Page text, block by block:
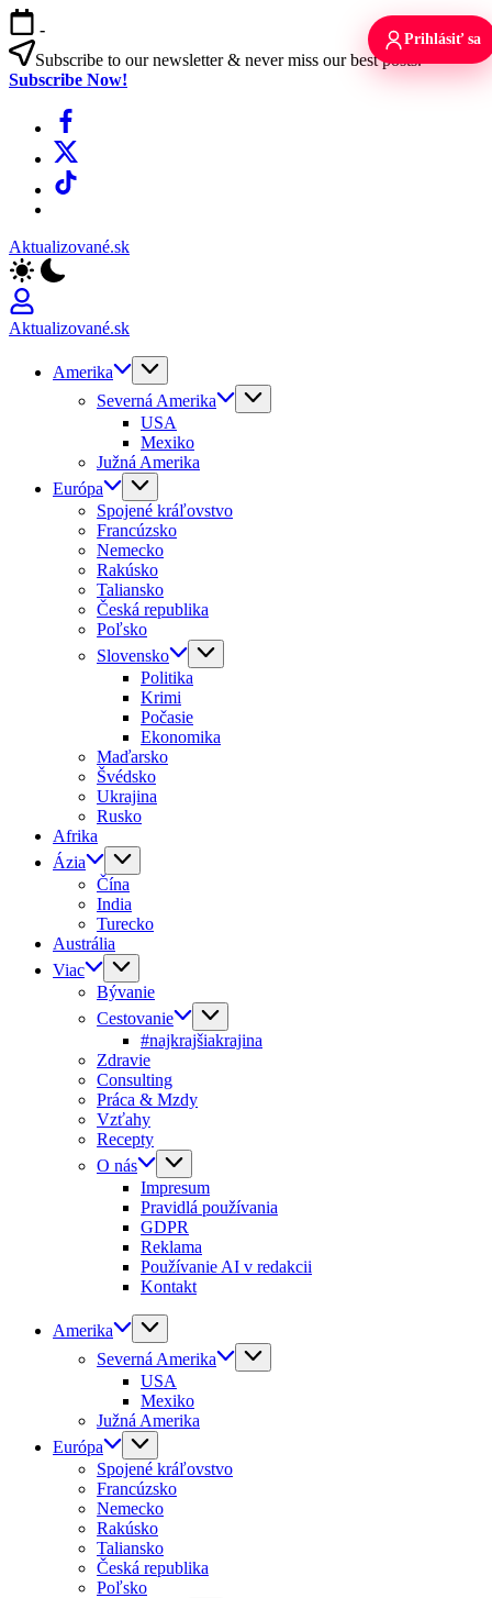
Skip
to
content
-
Subscribe to our newsletter & never miss our best posts.
Subscribe Now!
Facebook
X
TikTok
Aktualizované.sk
Aktualizované.sk
Amerika
Severná Amerika
USA
Mexiko
Južná Amerika
Európa
Spojené kráľovstvo
Francúzsko
Nemecko
Rakúsko
Taliansko
Česká republika
Poľsko
Slovensko
Politika
Krimi
Počasie
Ekonomika
Maďarsko
Švédsko
Ukrajina
Rusko
Afrika
Ázia
Čína
India
Turecko
Austrália
Viac
Bývanie
Cestovanie
#najkrajšiakrajina
Zdravie
Consulting
Práca & Mzdy
Vzťahy
Recepty
O nás
Impresum
Pravidlá používania
GDPR
Reklama
Používanie AI v redakcii
Kontakt
Amerika
Severná Amerika
USA
Mexiko
Južná Amerika
Európa
Spojené kráľovstvo
Francúzsko
Nemecko
Rakúsko
Taliansko
Česká republika
Poľsko
Prihlásiť sa